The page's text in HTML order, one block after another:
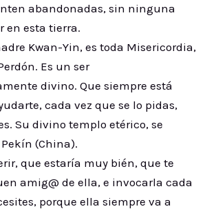
abandonadas, sin ninguna
en esta tierra.
Kwan-Yin, es toda Misericordia,
Es un ser
divino. Que siempre está
cada vez que se lo pidas,
Su divino templo etérico, se
(China).
que estaría muy bién, que te
amig@ de ella, e invocarla cada
porque ella siempre va a